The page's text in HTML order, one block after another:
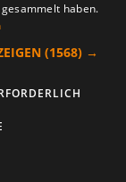
haben.
(1568) →